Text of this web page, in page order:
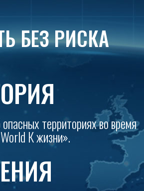
БЕЗ РИСКА
территориях во время
К жизни».